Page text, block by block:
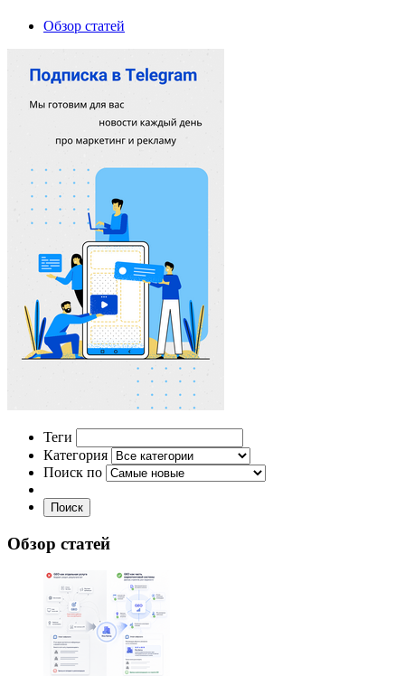
Обзор статей
Теги
Категория
Поиск по
Поиск
Обзор статей